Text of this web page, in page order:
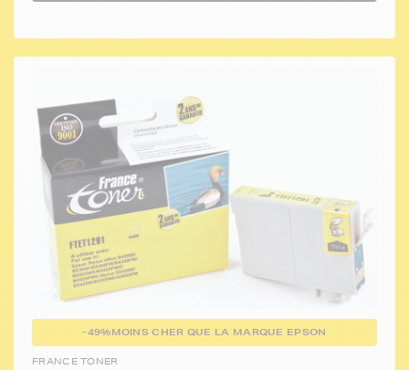
-49%MOINS CHER QUE LA MARQUE EPSON
FRANCE TONER